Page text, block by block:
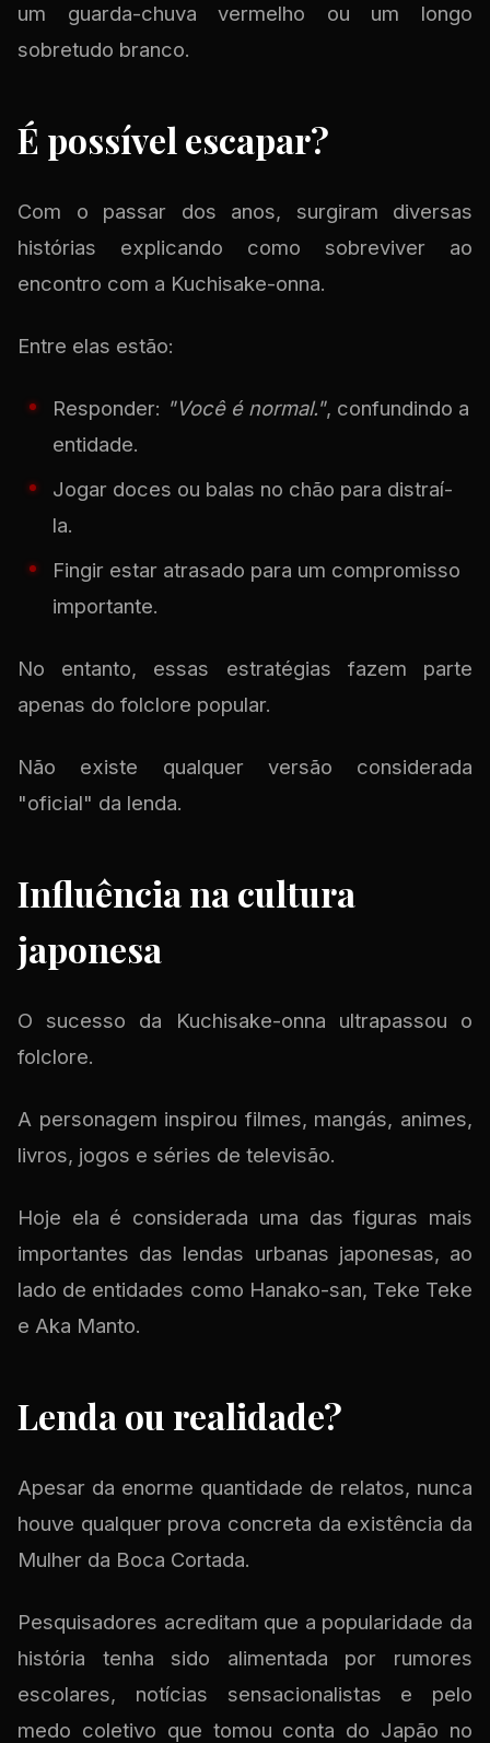
um guarda-chuva vermelho ou um longo
sobretudo branco.
É possível escapar?
Com o passar dos anos, surgiram diversas
histórias explicando como sobreviver ao
encontro com a Kuchisake-onna.
Entre elas estão:
Responder: "Você é normal.", confundindo a
entidade.
Jogar doces ou balas no chão para distraí-
la.
Fingir estar atrasado para um compromisso
importante.
No entanto, essas estratégias fazem parte
apenas do folclore popular.
Não existe qualquer versão considerada
"oficial" da lenda.
Influência na cultura
japonesa
O sucesso da Kuchisake-onna ultrapassou o
folclore.
A personagem inspirou filmes, mangás, animes,
livros, jogos e séries de televisão.
Hoje ela é considerada uma das figuras mais
importantes das lendas urbanas japonesas, ao
lado de entidades como Hanako-san, Teke Teke
e Aka Manto.
Lenda ou realidade?
Apesar da enorme quantidade de relatos, nunca
houve qualquer prova concreta da existência da
Mulher da Boca Cortada.
Pesquisadores acreditam que a popularidade da
história tenha sido alimentada por rumores
escolares, notícias sensacionalistas e pelo
medo coletivo que tomou conta do Japão no